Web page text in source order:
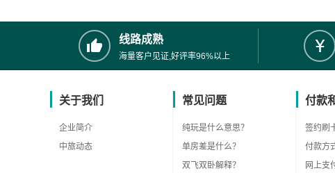
线路成熟
海量客户见证,好评率96%以上
关于我们
企业简介
中旅动态
常见问题
纯玩是什么意思？
单房差是什么？
双飞双卧解释？
付款
签约刷
付款方
网上支